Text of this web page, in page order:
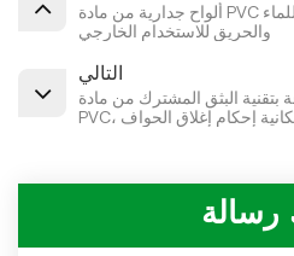
ألواح جدارية من مادة PVC بتقنية البثق المشترك - مقاومة للماء
والحريق للاستخدام الخارجي
التالي
بتقنية البثق المشترك من مادة
رسالة